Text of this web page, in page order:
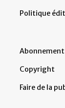
Politique
Abonnement
Copyright
Faire de la